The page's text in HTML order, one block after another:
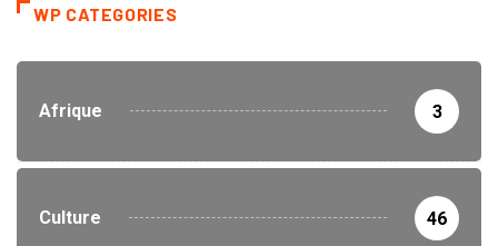
WP CATEGORIES
Afrique 3
Culture 46